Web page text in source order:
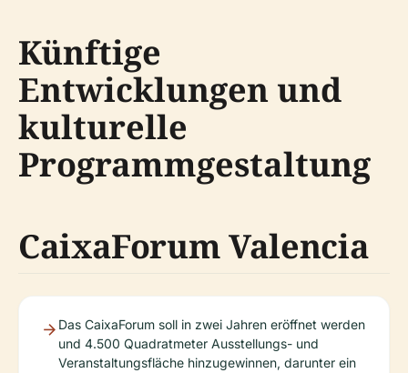
Künftige
Entwicklungen und
kulturelle
Programmgestaltung
CaixaForum Valencia
Das CaixaForum soll in zwei Jahren eröffnet werden
und 4.500 Quadratmeter Ausstellungs- und
Veranstaltungsfläche hinzugewinnen, darunter ein